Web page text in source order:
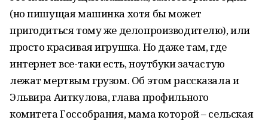
(но пишущая машинка хотя бы может
пригодиться тому же делопроизводителю), или
просто красивая игрушка. Но даже там, где
интернет все-таки есть, ноутбуки зачастую
лежат мертвым грузом. Об этом рассказала и
Эльвира Аиткулова, глава профильного
комитета Госсобрания, мама которой – сельская